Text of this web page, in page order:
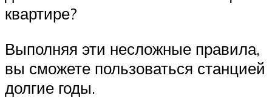
квартире?
Выполняя эти несложные правила,
вы сможете пользоваться станцией
долгие годы.